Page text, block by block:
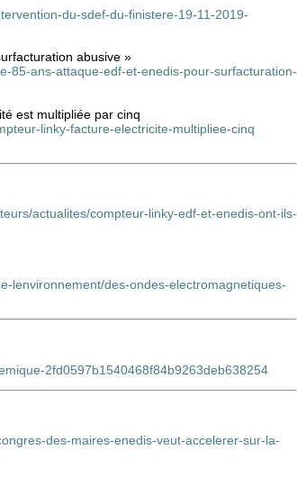
du-sdef-du-finistere-19-11-2019-
abusive »
85-ans-attaque-edf-et-enedis-pour-surfacturation-
est multipliée par cinq
linky-facture-electricite-multipliee-cinq
actualites/compteur-linky-edf-et-enedis-ont-ils-
lenvironnement/des-ondes-electromagnetiques-
2fd0597b1540468f84b9263deb638254
des-maires-enedis-veut-accelerer-sur-la-